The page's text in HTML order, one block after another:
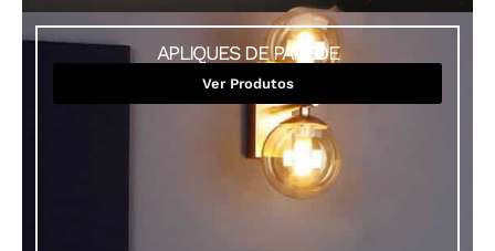
APLIQUES DE PAREDE
Ver Produtos